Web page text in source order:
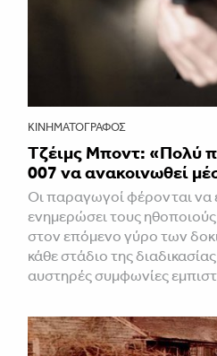
ΚΙΝΗΜΑΤΟΓΡΆΦΟΣ
Τζέιμς Μποντ: «Πολύ
007 να ανακοινωθεί
Οι παραγωγοί φέρονται να
ενημερώσει τους
στον επόμενο γύρο των
κάθε στάδιο της
αυστηρές συμφωνίες